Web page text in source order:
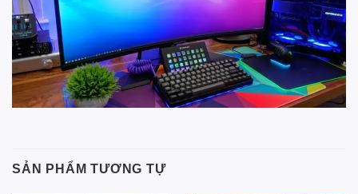
SẢN PHẨM TƯƠNG TỰ